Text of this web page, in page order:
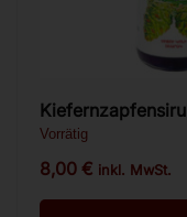
Vorrätig
8,00 € inkl. MwSt.